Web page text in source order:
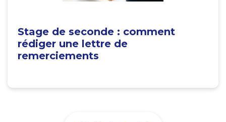
Stage de seconde : comment
rédiger une lettre de
remerciements